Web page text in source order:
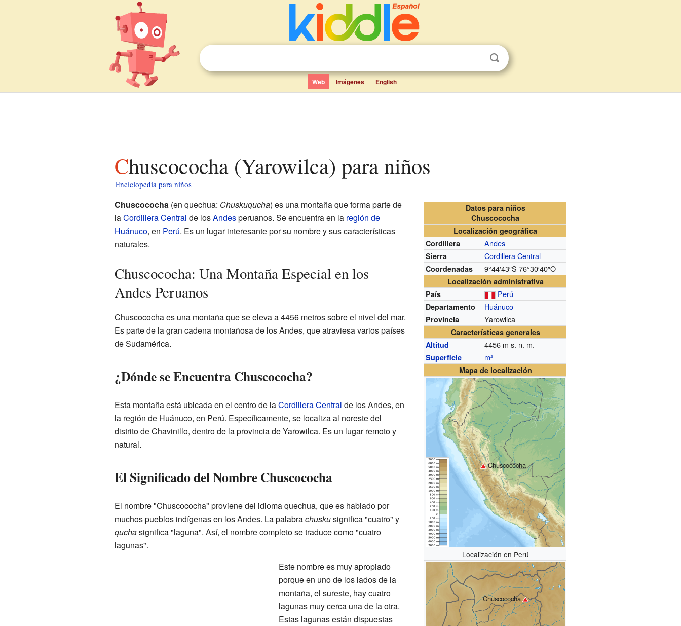
Web Imágenes English
Chuscococha (Yarowilca) para niños
Enciclopedia para niños
Datos para niños
Chuscococha
Localización geográfica
Cordillera
Andes
Sierra Cordillera Central
Coordenadas 9°44′43″S 76°30′40″O
Localización administrativa
País
Perú
Departamento Huánuco
Provincia Yarowilca
Características generales
Altitud
4456 m s. n. m.
Superficie m²
Mapa de localización
Chuscococha
Localización en Perú
Chuscococha
Chuscococha(en quechua: Chuskuqucha) es una montaña que forma parte de
laCordillera Central de losAndesperuanos. Se encuentra en la región de
Huánuco, en Perú. Es un lugar interesante por su nombre y sus características
naturales.
Chuscococha: Una Montaña Especial en los
Andes Peruanos
Chuscococha es una montaña que se eleva a 4456 metros sobre el nivel del mar.
Es parte de la gran cadena montañosa de los Andes, que atraviesa varios países
de Sudamérica.
¿Dónde se Encuentra Chuscococha?
Esta montaña está ubicada en el centro de laCordillera Central de los Andes, en
la región de Huánuco, en Perú. Específicamente, se localiza al noreste del
distrito de Chavinillo, dentro de la provincia de Yarowilca. Es un lugar remoto y
natural.
El Significado del Nombre Chuscococha
El nombre "Chuscococha" proviene del idioma quechua, que es hablado por
muchos pueblos indígenas en los Andes. La palabrachuskusignifica "cuatro" y
quchasignifica "laguna". Así, el nombre completo se traduce como "cuatro
lagunas".
Este nombre es muy apropiado
porque en uno de los lados de la
montaña, el sureste, hay cuatro
lagunas muy cerca una de la otra.
Estas lagunas están dispuestas